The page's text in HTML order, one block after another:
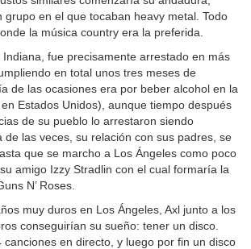
grupo en el que tocaban heavy metal. Todo
la música country era la preferida.
fue precisamente arrestado en más
en total unos tres meses de
de las ocasiones era por beber alcohol en la
Estados Unidos), aunque tiempo después
de su pueblo lo arrestaron siendo
de las veces, su relación con sus padres, se
que se marcho a Los Ángeles como poco
amigo Izzy Stradlin con el cual formaría la
N’ Roses.
muy duros en Los Ángeles, Axl junto a los
conseguirían su sueño: tener un disco.
canciones en directo, y luego por fin un disco